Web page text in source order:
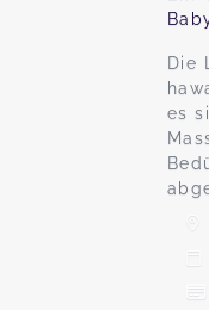
Die
es